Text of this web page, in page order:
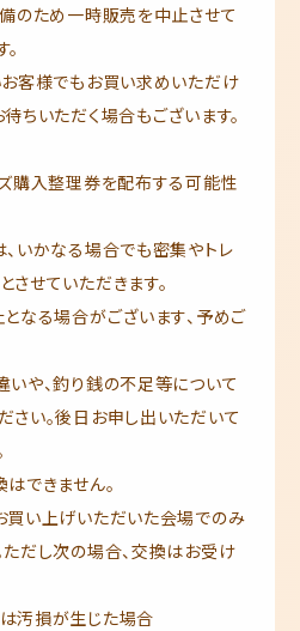
のため一時販売を中止させて
お客様でもお買い求めいただけ
ちいただく場合もございます。
ズ購入整理券を配布する可能性
、いかなる場合でも密集やトレ
せていただきます。
なる場合がございます、予めご
いや、釣り銭の不足等について
さい。後日お申し出いただいて
できません。
買い上げいただいた会場でのみ
ただし次の場合、交換はお受け
汚損が生じた場合